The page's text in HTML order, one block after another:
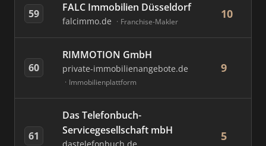
59 FALC Immobilien Düsseldorf
falcimmo.de Franchise-Makler
10
60
RIMMOTION GmbH
private-immobilienangebote.de
Immobilienplattform
9
61
Das Telefonbuch-
Servicegesellschaft mbH
5